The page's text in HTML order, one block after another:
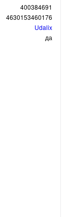
400384691
4630153460176
Udalix
да